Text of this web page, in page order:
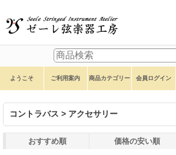
ようこそ ご利用案内 商品カテゴリー 会員ログイン
コントラバス > アクセサリー
おすすめ順 価格の安い順